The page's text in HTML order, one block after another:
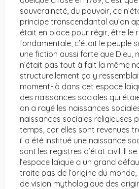
souveraineté, du pouvoir, ce
principe transcendantal qu’on
était en place pour régir, être le
fondamentale, c’était le peuple
une fiction aussi forte que Dieu,
n’était pas tout à fait la même
structurellement ça y
moment-là dans cet espace
des naissances sociales qui
on a rayé les naissances
naissances sociales religieuses
temps, car elles sont revenues
il a été institué une naissance
sont les registres d’état civil. Il
l’espace laïque a un grand
traite pas de l’origine du
de vision mythologique des